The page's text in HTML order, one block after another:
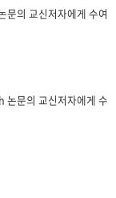
문의 교신저자에게 수여
논문의 교신저자에게 수